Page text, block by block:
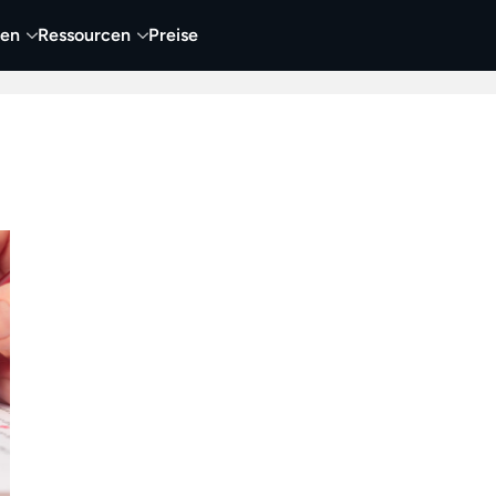
Ressourcen Preise
Video Visueller Content